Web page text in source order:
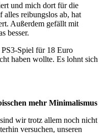
und mich dort für die
reibungslos ab, hat
Außerdem gefällt mit
besser.
Spiel für 18 Euro
haben wollte. Es lohnt sich
mehr Minimalismus
wir trotz allem noch nicht
versuchen, unseren